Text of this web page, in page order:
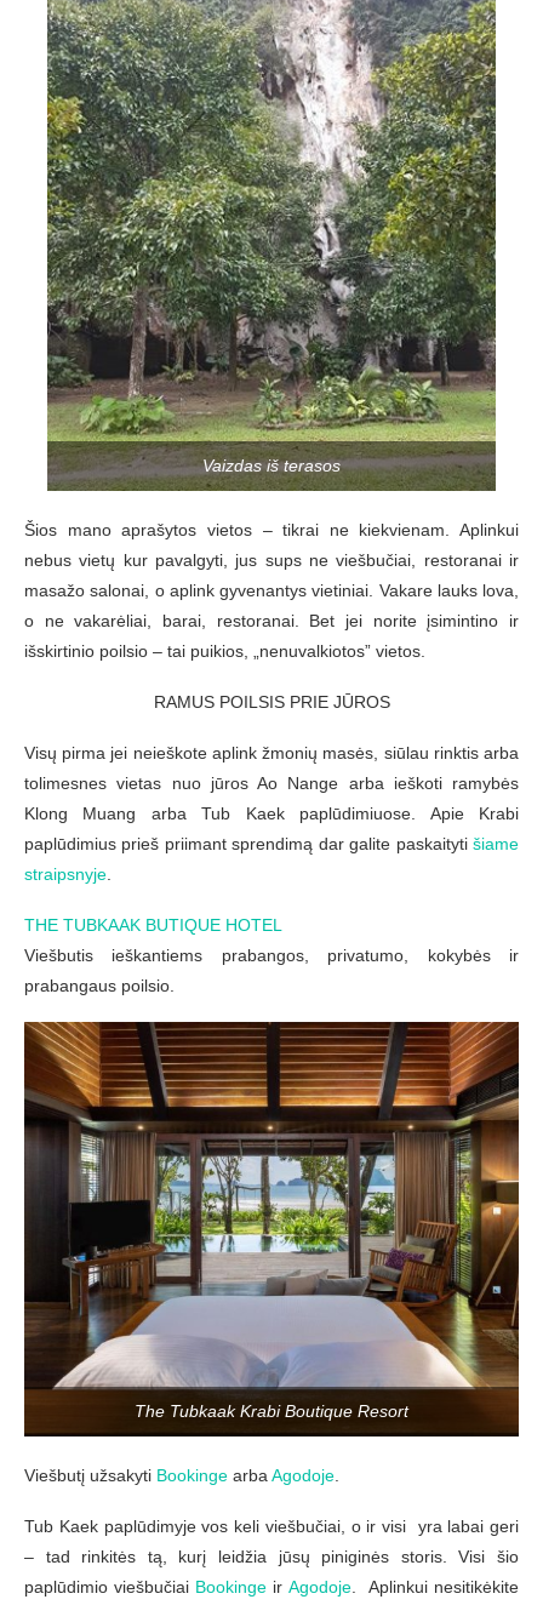
Vaizdas iš terasos
Šios mano aprašytos vietos – tikrai ne kiekvienam. Aplinkui
nebus vietų kur pavalgyti, jus sups ne viešbučiai, restoranai ir
masažo salonai, o aplink gyvenantys vietiniai. Vakare lauks lova,
o ne vakarėliai, barai, restoranai. Bet jei norite įsimintino ir
išskirtinio poilsio – tai puikios, „nenuvalkiotos” vietos.
RAMUS POILSIS PRIE JŪROS
Visų pirma jei neieškote aplink žmonių masės, siūlau rinktis arba
tolimesnes vietas nuo jūros Ao Nange arba ieškoti ramybės
Klong Muang arba Tub Kaek paplūdimiuose. Apie Krabi
paplūdimius prieš priimant sprendimą dar galite paskaityti šiame
straipsnyje
THE TUBKAAK BUTIQUE HOTEL
Viešbutis ieškantiems prabangos, privatumo, kokybės ir
prabangaus poilsio.
The Tubkaak Krabi Boutique Resort
Viešbutį užsakyti Bookinge arba Agodoje
Tub Kaek paplūdimyje vos keli viešbučiai, o ir visi yra labai geri
– tad rinkitės tą, kurį leidžia jūsų piniginės storis. Visi šio
paplūdimio viešbučiai Bookinge ir Agodoje. Aplinkui nesitikėkite